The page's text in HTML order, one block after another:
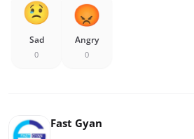
Sad
0
Angry
0
Fast Gyan